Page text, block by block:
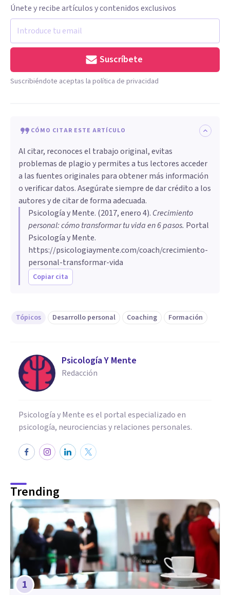
Únete y recibe artículos y contenidos exclusivos
Suscríbete
Suscribiéndote aceptas la política de privacidad
CÓMO CITAR ESTE ARTÍCULO
Al citar, reconoces el trabajo original, evitas
problemas de plagio y permites a tus lectores acceder
a las fuentes originales para obtener más información
o verificar datos. Asegúrate siempre de dar crédito a los
autores y de citar de forma adecuada.
Psicología y Mente. (2017, enero 4). ​Crecimiento
personal: cómo transformar tu vida en 6 pasos. Portal
Psicología y Mente.
https://psicologiaymente.com/coach/crecimiento-
personal-transformar-vida
Copiar cita
Tópicos Desarrollo personal Coaching Formación
Psicología Y Mente
Redacción
Psicología y Mente es el portal especializado en
psicología, neurociencias y relaciones personales.
Trending
1